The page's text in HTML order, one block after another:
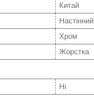
Китай
Настінний
Хром
Жорстка
Ні